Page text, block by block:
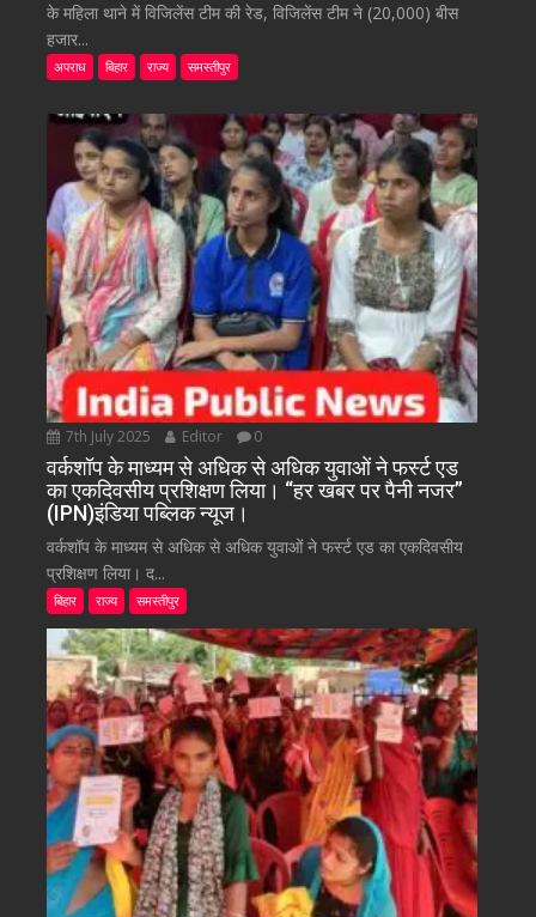
के महिला थाने में विजिलेंस टीम की रेड, विजिलेंस टीम ने (20,000) बीस
हजार...
अपराध बिहार राज्य समस्तीपुर
7th July 2025 Editor 0
वर्कशॉप के माध्यम से अधिक से अधिक युवाओं ने फर्स्ट एड
का एकदिवसीय प्रशिक्षण लिया। “हर खबर पर पैनी नजर”
(IPN)इंडिया पब्लिक न्यूज।
वर्कशॉप के माध्यम से अधिक से अधिक युवाओं ने फर्स्ट एड का एकदिवसीय
प्रशिक्षण लिया। द...
बिहार राज्य समस्तीपुर